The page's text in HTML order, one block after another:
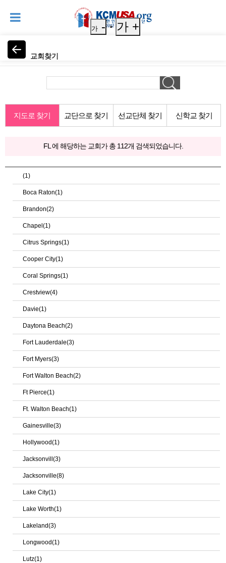
교회찾기
가 - 가 +
지도로 찾기 교단으로 찾기 선교단체 찾기 신학교 찾기
FL 에 해당하는 교회가 총 112개 검색되었습니다.
(1)
Boca Raton(1)
Brandon(2)
Chapel(1)
Citrus Springs(1)
Cooper City(1)
Coral Springs(1)
Crestview(4)
Davie(1)
Daytona Beach(2)
Fort Lauderdale(3)
Fort Myers(3)
Fort Walton Beach(2)
Ft Pierce(1)
Ft. Walton Beach(1)
Gainesville(3)
Hollywood(1)
Jacksonvill(3)
Jacksonville(8)
Lake City(1)
Lake Worth(1)
Lakeland(3)
Longwood(1)
Lutz(1)